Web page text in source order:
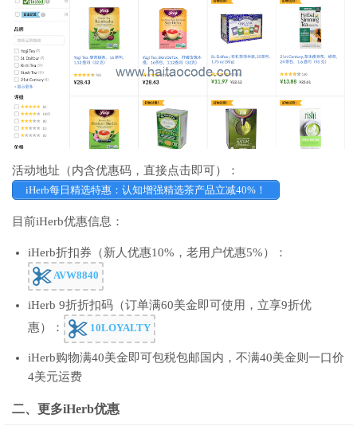
活动地址（内含优惠码，直接点击即可）：
iHerb每日精选特惠：认知增强精选茶产品立减40%！
目前iHerb优惠信息：
iHerb折扣券（新人优惠10%，老用户优惠5%）：
AVW8840
iHerb 9折折扣码（订单满60美金即可使用，立享9折优
惠）：
10LOYALTY
iHerb购物满40美金即可包税包邮国内，不满40美金则一口价
4美元运费
二、更多iHerb优惠